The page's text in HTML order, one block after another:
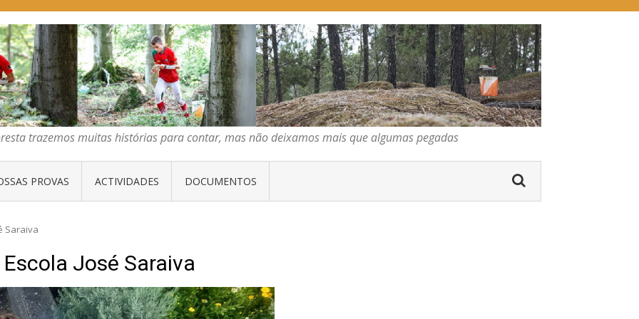
ORIENTAÇÃO DO CENTRO
muitas histórias para contar, mas não deixamos mais que algumas pegadas
PROVAS ACTIVIDADES DOCUMENTOS